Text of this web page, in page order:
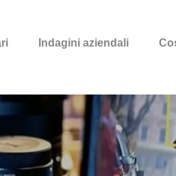
Indagini aziendali